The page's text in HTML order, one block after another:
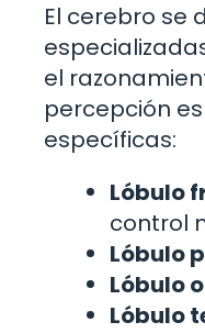
El cerebro se
el
percepción
específicas:
Lóbulo
control
Lóbulo
Lóbulo
Lóbulo